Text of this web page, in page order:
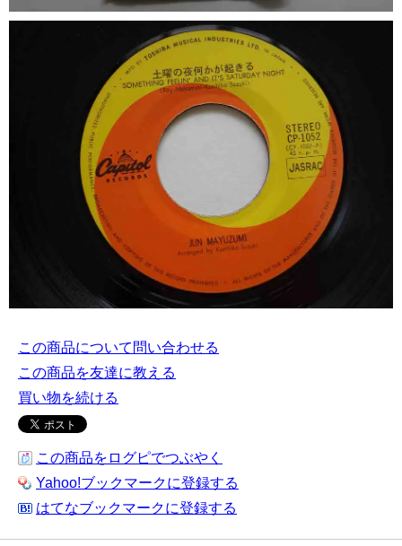
この商品について問い合わせる
この商品を友達に教える
買い物を続ける
この商品をログピでつぶやく
Yahoo!ブックマークに登録する
はてなブックマークに登録する